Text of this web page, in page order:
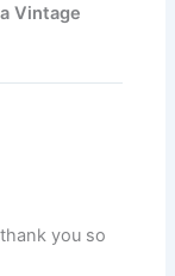
Vintage
you so